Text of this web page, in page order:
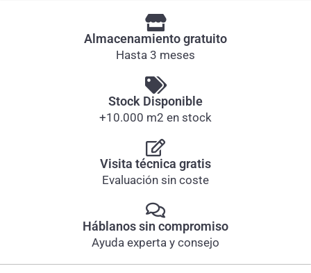
Almacenamiento gratuito
Hasta 3 meses
Stock Disponible
+10.000 m2 en stock
Visita técnica gratis
Evaluación sin coste
Háblanos sin compromiso
Ayuda experta y consejo